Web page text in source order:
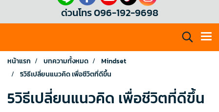
ด่วนโทร 096-192-9698
หน้าแรก บทความทั้งหมด
Mindset
5วิธีเปลี่ยนแนวคิด เพื่อชีวิตที่ดีขึ้น
5วิธีเปลี่ยนแนวคิด เพื่อชีวิตที่ดีขึ้น